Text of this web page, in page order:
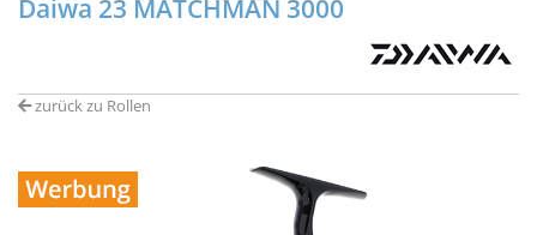
Daiwa 23 MATCHMAN 3000
zurück zu Rollen